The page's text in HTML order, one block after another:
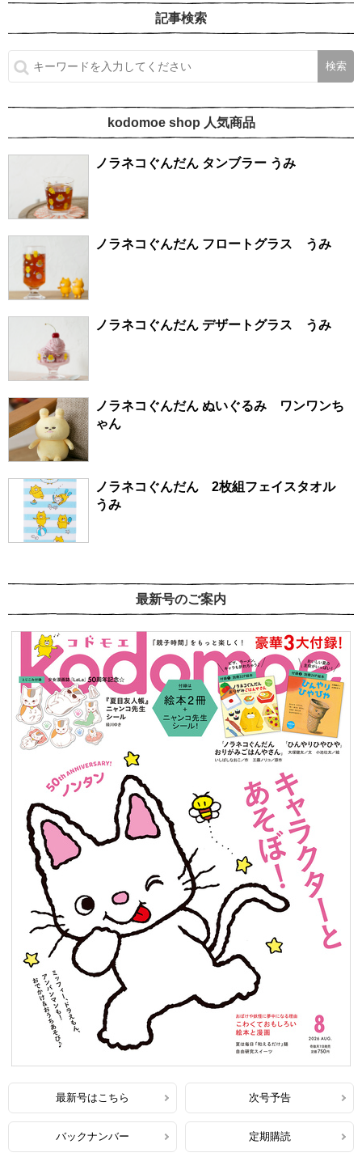
記事検索
kodomoe shop 人気商品
ノラネコぐんだん タンブラー うみ
ノラネコぐんだん フロートグラス うみ
ノラネコぐんだん デザートグラス うみ
ノラネコぐんだん ぬいぐるみ ワンワンち
ゃん
ノラネコぐんだん 2枚組フェイスタオル
うみ
最新号のご案内
最新号はこちら 次号予告
バックナンバー 定期購読